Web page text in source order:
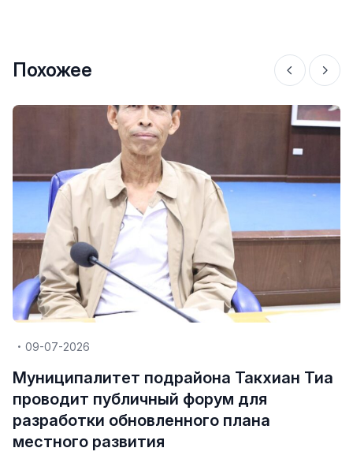
Похожее
09-07-2026
Муниципалитет подрайона Такхиан Тиа
проводит публичный форум для
разработки обновленного плана
местного развития